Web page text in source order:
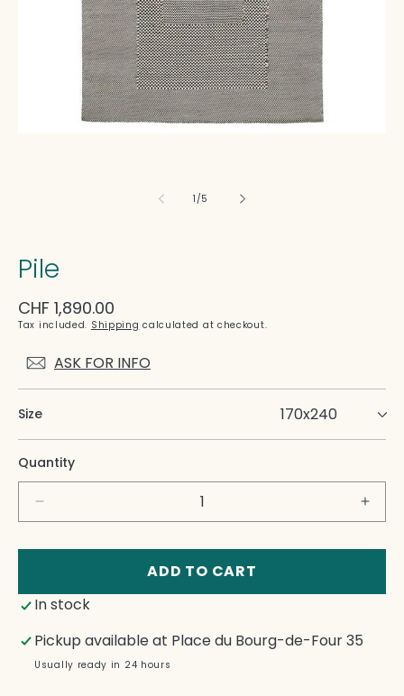
1 /
of5
Pile
Regular
price
CHF 1,890.00
Tax included. Shipping calculated at checkout.
ASK FOR INFO
Size
Quantity
quantity
for
for
ADD TO CART
In stock
Pickup available at Place du Bourg-de-Four 35
Usually ready in 24 hours